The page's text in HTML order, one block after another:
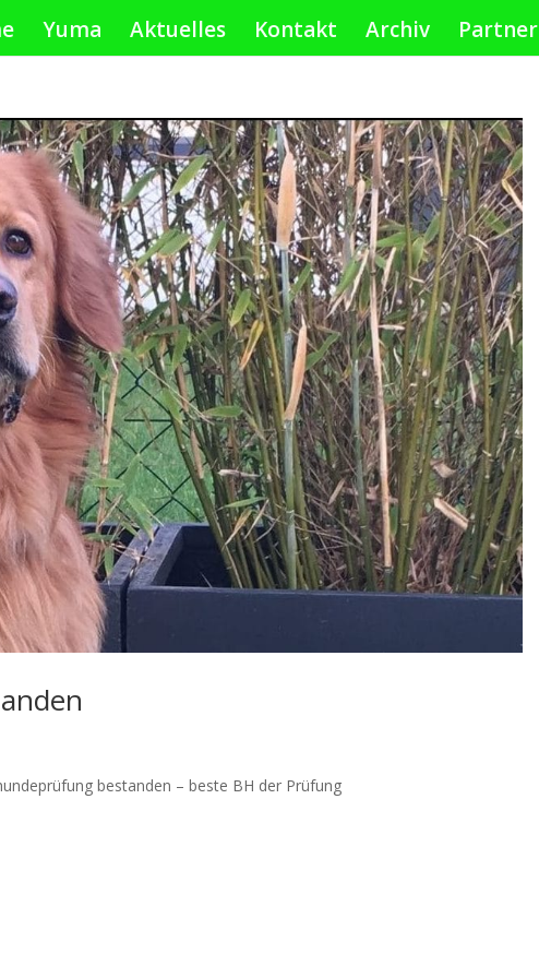
Yuma Aktuelles Kontakt Archiv Partner
bestanden – beste BH der Prüfung